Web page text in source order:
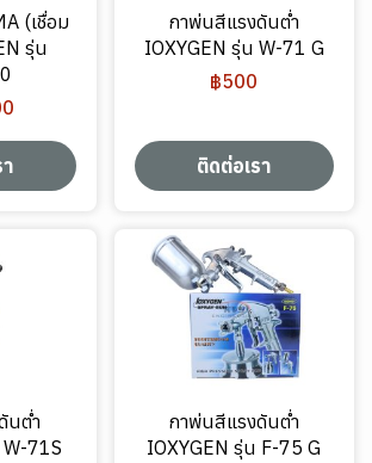
(เชื่อม
รุ่น
กาพ่นสีแรงดันต่ำ
IOXYGEN รุ่น W-71 G
฿500
ติดต่อเรา
นต่ำ
71S
กาพ่นสีแรงดันต่ำ
IOXYGEN รุ่น F-75 G